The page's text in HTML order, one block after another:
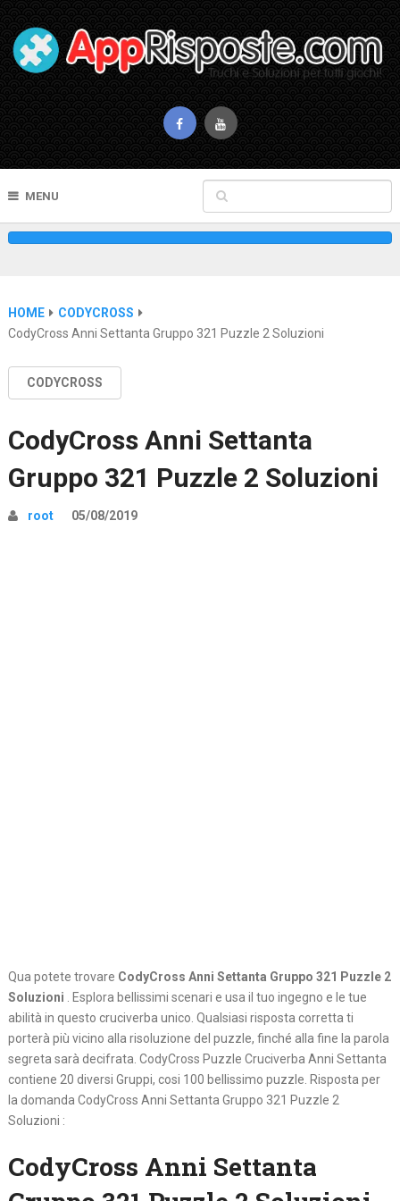
MENU
HOME
CODYCROSS
CodyCross Anni Settanta Gruppo 321 Puzzle 2 Soluzioni
CODYCROSS
CodyCross Anni Settanta
Gruppo 321 Puzzle 2 Soluzioni
root 05/08/2019
Qua potete trovare CodyCross Anni Settanta Gruppo 321 Puzzle 2
Soluzioni . Esplora bellissimi scenari e usa il tuo ingegno e le tue
abilità in questo cruciverba unico. Qualsiasi risposta corretta ti
porterà più vicino alla risoluzione del puzzle, finché alla fine la parola
segreta sarà decifrata. CodyCross Puzzle Cruciverba Anni Settanta
contiene 20 diversi Gruppi, cosi 100 bellissimo puzzle. Risposta per
la domanda CodyCross Anni Settanta Gruppo 321 Puzzle 2
Soluzioni :
CodyCross Anni Settanta